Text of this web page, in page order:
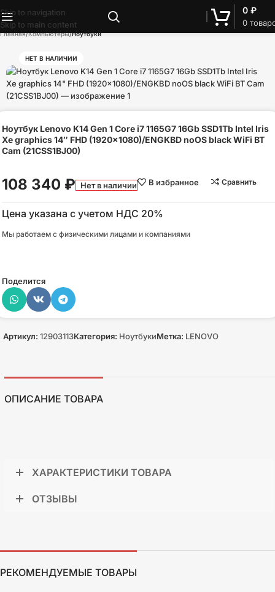
Skip to navigation
Skip to main content
0
0 ₽
Главная Компьютеры Ноутбуки
НЕТ В НАЛИЧИИ
Ноутбук Lenovo K14 Gen 1 Core i7 1165G7 16Gb SSD1Tb Intel Iris
Xe graphics 14″ FHD (1920×1080)/ENGKBD noOS black WiFi BT
Cam (21CSS1BJ00)
108 340 ₽ Нет в наличии В избранное Сравнить
Цена указана с учетом НДС 20%
Мы работаем с физическими лицами и компаниями
Поделится
Артикул: 12903113Категория: НоутбукиМетка: LENOVO
ОПИСАНИЕ ТОВАРА
ХАРАКТЕРИСТИКИ ТОВАРА
ОТЗЫВЫ
РЕКОМЕНДУЕМЫЕ ТОВАРЫ